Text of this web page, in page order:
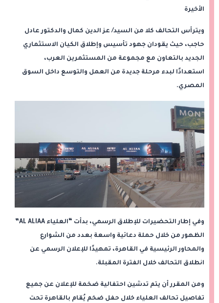
الأخيرة
ويترأس التحالف كلا من السيد/ عز الدين كمال والدكتور عادل
حاجب، حيث يقودان جهود تأسيس وإطلاق الكيان الاستثماري
الجديد بالتعاون مع مجموعة من المستثمرين العرب،
استعدادًا لبدء مرحلة جديدة من العمل والتوسع داخل السوق
المصري.
وفي إطار التحضيرات للإطلاق الرسمي، بدأت “العلياء AL ALIAA”
الظهور من خلال حملة دعائية واسعة بعدد من الشوارع
والمحاور الرئيسية في القاهرة، تمهيدًا للإعلان الرسمي عن
انطلاق التحالف خلال الفترة المقبلة.
ومن المقرر أن يتم تدشين احتفالية ضخمة للإعلان عن جميع
تفاصيل تحالف العلياء خلال حفل ضخم يُقام بالقاهرة تحت